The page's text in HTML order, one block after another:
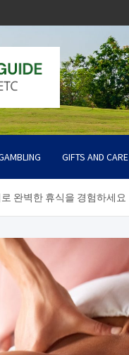
GIFTS AND CARE
완벽한 휴식을 경험하세요